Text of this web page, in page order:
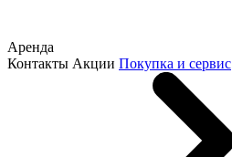
Аренда
Контакты Акции Покупка и сервис